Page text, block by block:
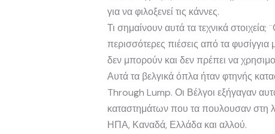
για να φιλοξενεί τις κάννες.
Τι σημαίνουν αυτά τα τεχνικά
περισσότερες πιέσεις από τα
δεν μπορούν και δεν πρέπει να
Αυτά τα βελγικά όπλα ήταν φτηνής
Through Lump. Οι Βέλγοι εξήγαγαν
καταστημάτων που τα πουλουσαν στη
ΗΠΑ, Καναδά, Ελλάδα και αλλού.